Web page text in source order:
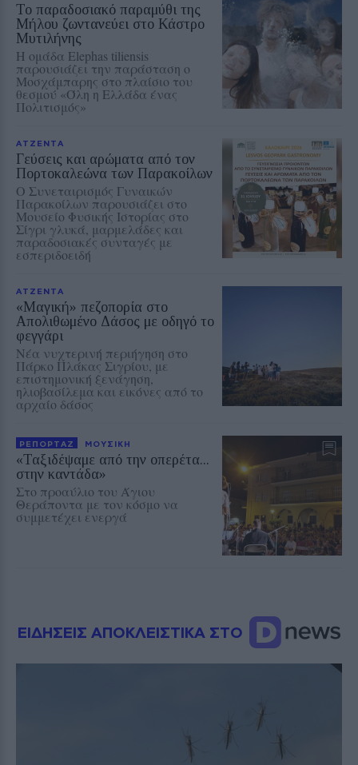
Το παραδοσιακό παραμύθι της
Μήλου ζωντανεύει στο Κάστρο
Μυτιλήνης
Η ομάδα Elephas tiliensis
παρουσιάζει την παράσταση o
Μοσχάμπαρης στο πλαίσιο του
θεσμού «Όλη η Ελλάδα ένας
Πολιτισμός»
ΑΤΖΕΝΤΑ
Γεύσεις και αρώματα από τον
Πορτοκαλεώνα των Παρακοίλων
Ο Συνεταιρισμός Γυναικών
Παρακοίλων παρουσιάζει στο
Μουσείο Φυσικής Ιστορίας στο
Σίγρι γλυκά, μαρμελάδες και
παραδοσιακές συνταγές με
εσπεριδοειδή
ΑΤΖΕΝΤΑ
«Μαγική» πεζοπορία στο
Απολιθωμένο Δάσος με οδηγό το
φεγγάρι
Νέα νυχτερινή περιήγηση στο
Πάρκο Πλάκας Σιγρίου, με
επιστημονική ξενάγηση,
ηλιοβασίλεμα και εικόνες από το
αρχαίο δάσος
ΡΕΠΟΡΤΑΖ ΜΟΥΣΙΚΗ
«Ταξιδέψαμε από την οπερέτα...
στην καντάδα»
Στο προαύλιο του Άγιου
Θεράποντα με τον κόσμο να
συμμετέχει ενεργά
ΕΙΔΗΣΕΙΣ ΑΠΟΚΛΕΙΣΤΙΚΑ ΣΤΟ